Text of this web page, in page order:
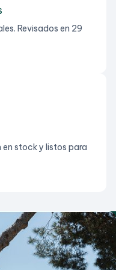
Revisados en 29
stock y listos para